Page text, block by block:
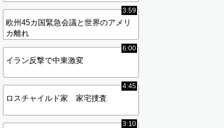
3:59
欧州45カ国緊急会議と世界のアメリ
カ離れ
6:00
イラン反撃で中東激変
4:45
ロスチャイルド家 家宅捜査
3:10